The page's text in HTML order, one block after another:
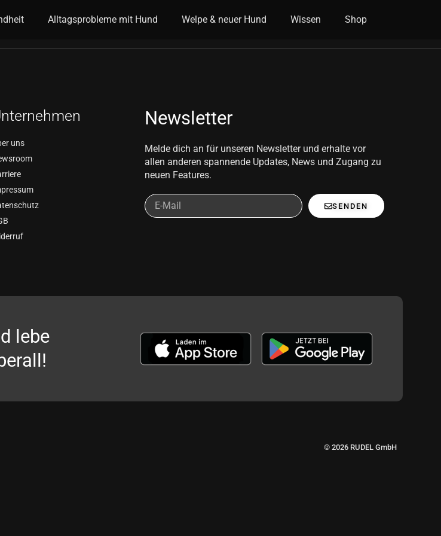
Alltagsprobleme mit Hund Welpe & neuer Hund Wissen Shop
uns
Newsletter
Melde dich an für unseren Newsletter und erhalte vor
allen anderen spannende Updates, News und Zugang zu
neuen Features.
SENDEN
lebe
© 2026 RUDEL GmbH